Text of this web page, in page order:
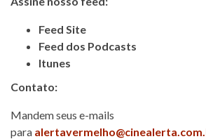
Feed Site
Feed dos Podcasts
Itunes
Contato:
Mandem seus e-mails
para